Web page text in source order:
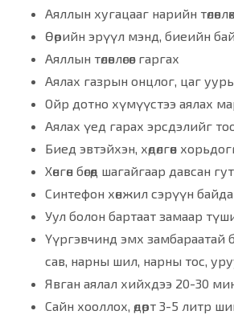
Аяллын хугацааг нарийн
Өөрийн эрүүл мэнд, биеийн
Аяллын төлөвлөгөөг гаргах
Аялах газрын онцлог, цаг
Ойр дотно хүмүүстээ аялах
Аялах үед гарах эрсдэлийг
Биед эвтэйхэн, хөдөлгөөн
Хөнгөн бөгөөд шагайгаар давсан
Синтефон хөнжил сэрүүн
Уул болон бартаат замаар
Үүргэвчинд эмх замбараатай
сав, нарны шил, нарны тос,
Явган аялал хийхдээ 20-30
Сайн хооллох, өдөрт 3-5 литр